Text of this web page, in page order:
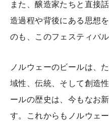
また、醸造家たちと直接
造過程や背後にある思想
のも、このフェスティバ
ノルウェーのビールは、
域性、伝統、そして創造
ールの歴史は、今もなお
す。これからもノルウェ